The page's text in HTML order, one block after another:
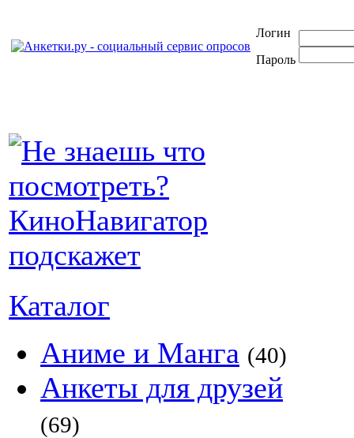
Логин
Пароль
Каталог
Аниме и Манга (40)
Анкеты для друзей
(69)